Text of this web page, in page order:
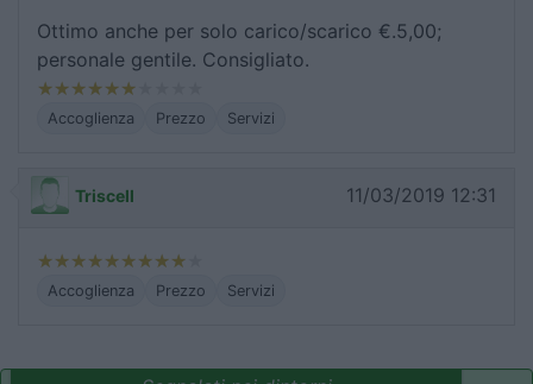
Ottimo anche per solo carico/scarico €.5,00;
personale gentile. Consigliato.
Accoglienza Prezzo Servizi
Triscell 11/03/2019 12:31
Accoglienza Prezzo Servizi